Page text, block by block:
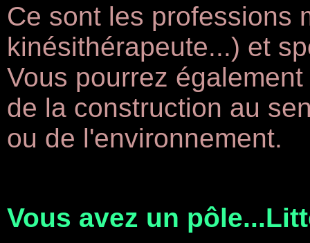
Ce sont les professions
kinésithérapeute...) et
Vous pourrez
de la construction au
ou de l'environnement.
Vous avez un